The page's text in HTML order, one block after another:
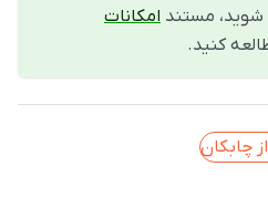
مستند امکانات
کنید.